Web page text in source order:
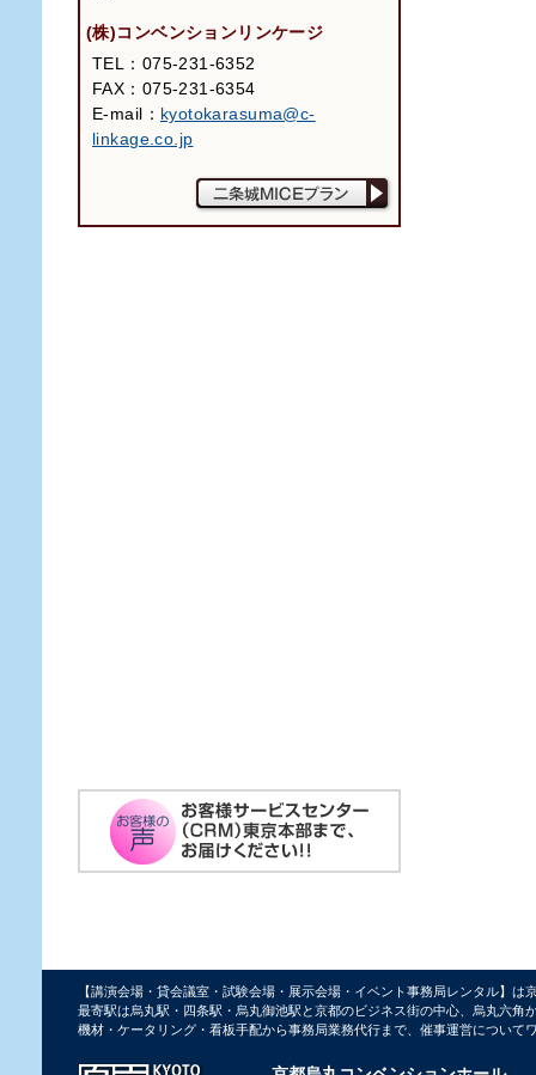
(株)コンベンションリンケージ
TEL：075-231-6352
FAX：075-231-6354
E-mail： kyotokarasuma@c-
linkage.co.jp
【講演会場・貸会議室・試験会場・展示会場・イベント事務局レンタル】
最寄駅は烏丸駅・四条駅・烏丸御池駅と京都のビジネス街の中心、烏丸六角
機材・ケータリング・看板手配から事務局業務代行まで、催事運営について